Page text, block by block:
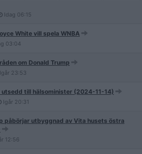
Idag 06:15
White vill spela WNBA
03:04
om Donald Trump
Igår 23:53
utsedd till hälsominister (2024-11-14)
Igår 20:31
påbörjar utbyggnad av Vita husets östra
12:56